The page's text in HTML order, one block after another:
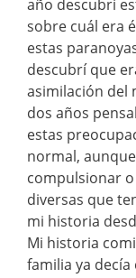
año descubrí
sobre cuál era
estas
descubrí que
asimilación del
dos años
estas
normal,
compulsionar
diversas que
mi historia
Mi historia
familia ya